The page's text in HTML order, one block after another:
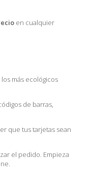
en cualquier
más ecológicos
de barras,
que tus tarjetas sean
el pedido. Empieza